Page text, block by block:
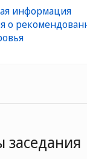
информация
о